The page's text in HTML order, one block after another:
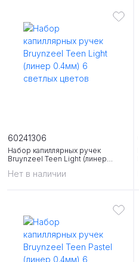
Нет в наличии
Набор капиллярных ручек
Bruynzeel Teen Light (линер
60241306